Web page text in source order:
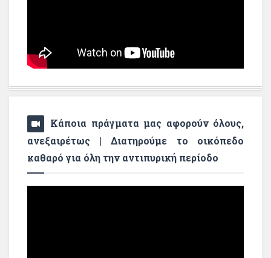
Κάποια πράγματα μας αφορούν όλους,
ανεξαιρέτως | Διατηρούμε το οικόπεδο
καθαρό για όλη την αντιπυρική περίοδο